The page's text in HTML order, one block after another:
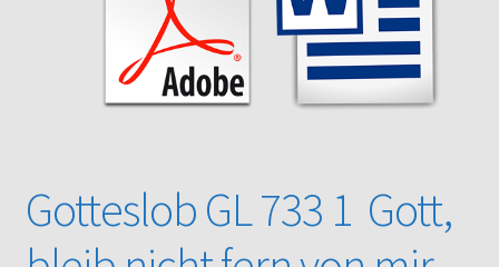
Gotteslob alt / neu
Gotteslob GL 733 1 Gott,